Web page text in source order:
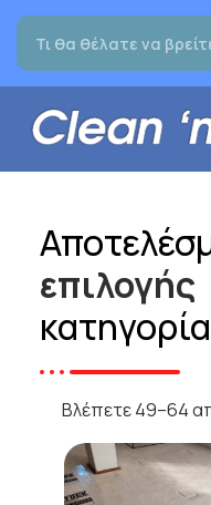
επιλογής
Βλέπετε 49–64